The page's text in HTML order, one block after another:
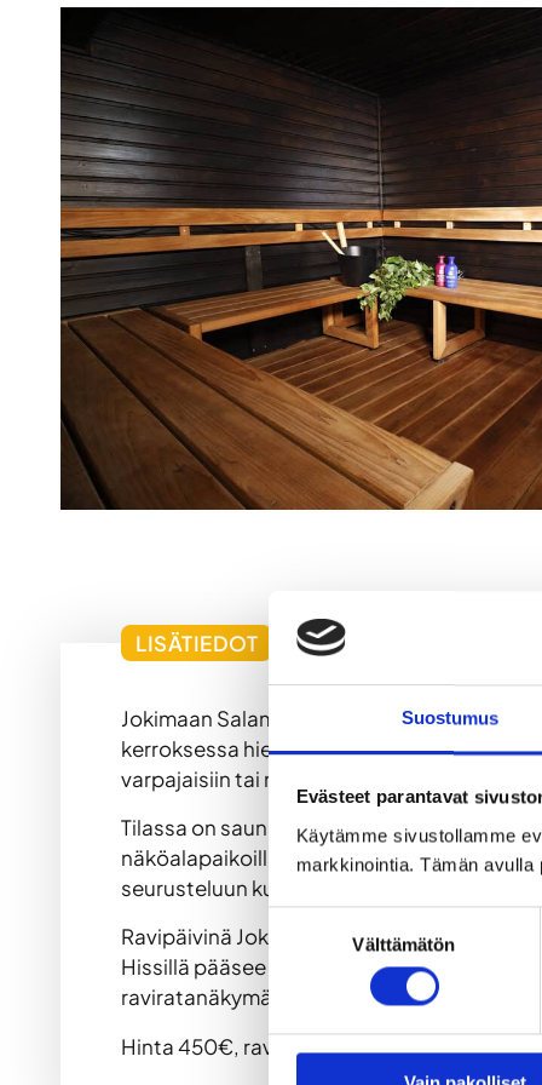
Suostumus
Evästeet parantavat
Käytämme sivustollamme
markkinointia. Tämän
valinta
Välttämätön
LISÄTIEDOT
Jokimaan Salama sauna-aitio tarjoaa
kerroksessa hienolla näköalalla. Tilava ja
varpajaisiin tai muihin yksityistilaisuuksiin.
Tilassa on sauna, suihkutila kahdella
näköalapaikoilla lisää pöytäpaikkoja
seurusteluun kuin tehokkaampaan
Ravipäivinä Jokimaan
Hissillä pääsee vaivattomasti 5.
raviratanäkymät ja vaivattoman palvelun
Hinta 450€, ravien yhteydessä 350€.